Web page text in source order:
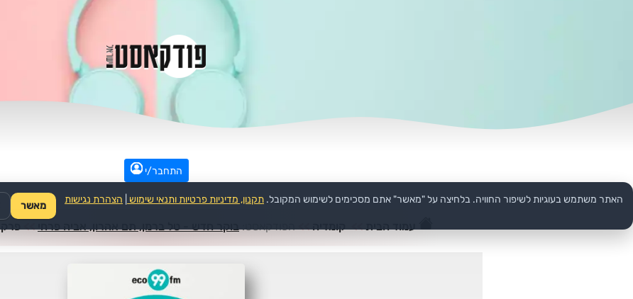
התחבר/י
עמוד הבית >> קומדיה >>הפודקאסט: בוקר חדש - טל ברמן, תם אהרון, אביה פרחי >>פרק
האתר משתמש בעוגיות לשיפור החוויה. בלחיצה על "מאשר" אתם מסכימים לשימוש המקובל. תקנון, מדיניות פרטיות ותנאי שימוש הצהרת נגישות
מאשר